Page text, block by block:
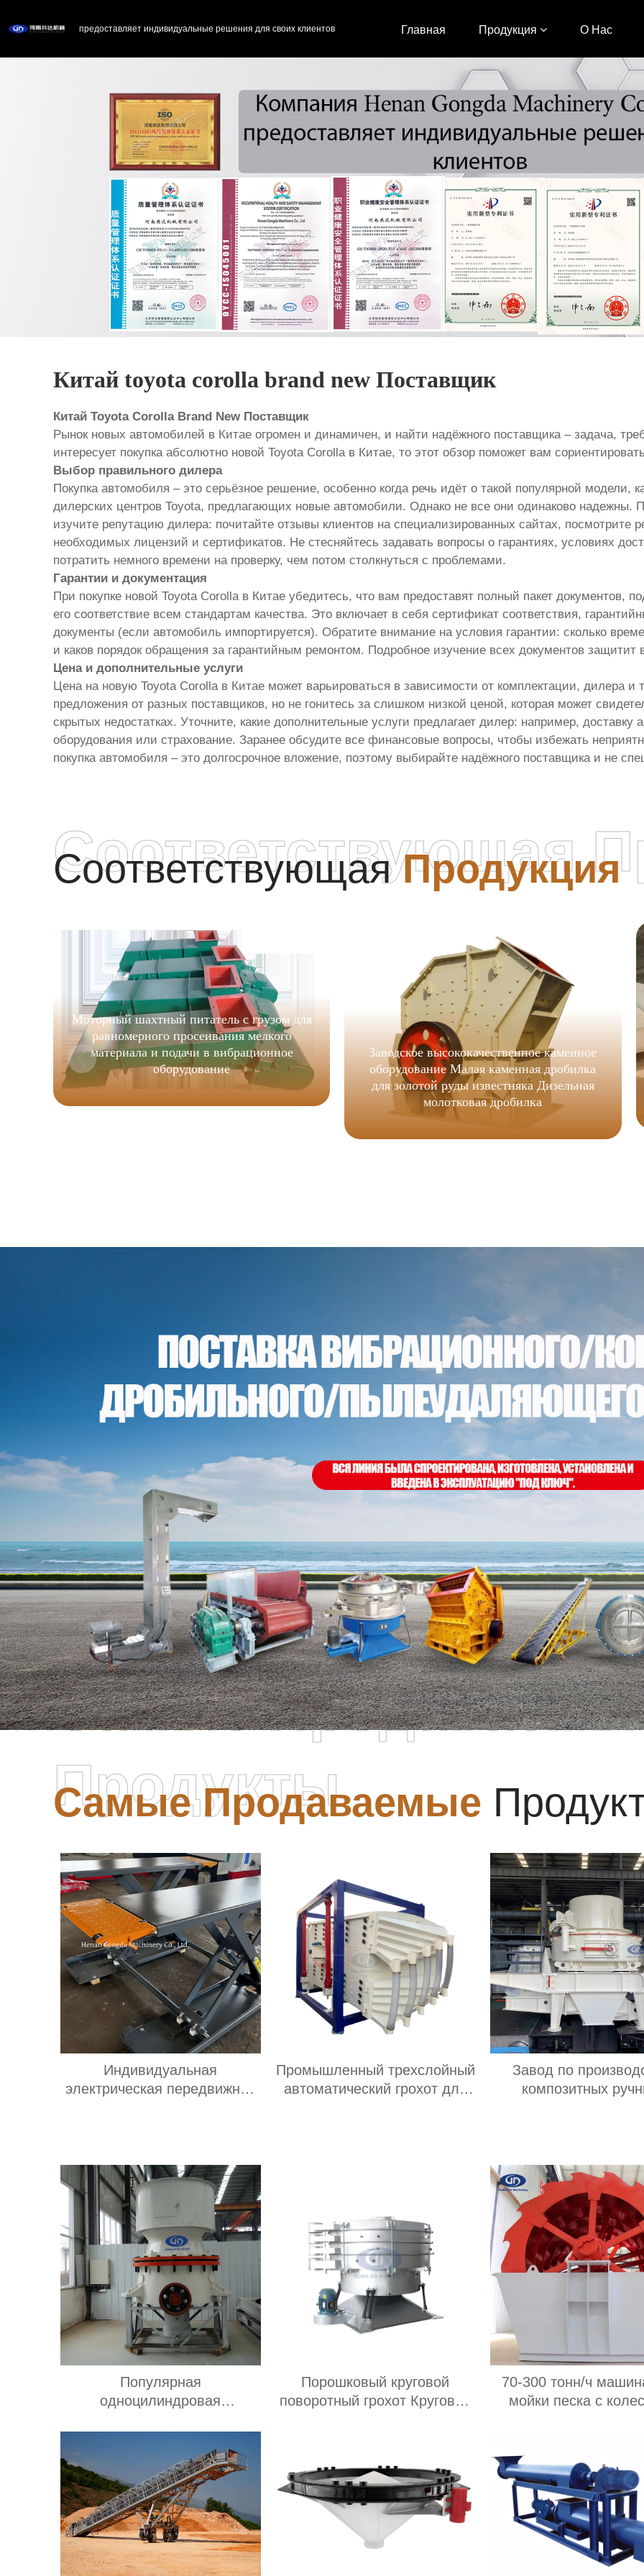
предоставляет индивидуальные решения для своих клиентов Главная Продукция О Нас
Китай toyota corolla brand new Поставщик
Китай Toyota Corolla Brand New Поставщик
Рынок новых автомобилей в Китае огромен и динамичен, и найти надёжного поставщика – задача,
интересует покупка абсолютно новой Toyota Corolla в Китае, то этот обзор поможет вам
Выбор правильного дилера
Покупка автомобиля – это серьёзное решение, особенно когда речь идёт о такой популярной модели,
дилерских центров Toyota, предлагающих новые автомобили. Однако не все они одинаково надежны.
изучите репутацию дилера: почитайте отзывы клиентов на специализированных сайтах, посмотрите
необходимых лицензий и сертификатов. Не стесняйтесь задавать вопросы о гарантиях, условиях
потратить немного времени на проверку, чем потом столкнуться с проблемами.
Гарантии и документация
При покупке новой Toyota Corolla в Китае убедитесь, что вам предоставят полный пакет документов,
его соответствие всем стандартам качества. Это включает в себя сертификат соответствия,
документы (если автомобиль импортируется). Обратите внимание на условия гарантии: сколько
и каков порядок обращения за гарантийным ремонтом. Подробное изучение всех документов
Цена и дополнительные услуги
Цена на новую Toyota Corolla в Китае может варьироваться в зависимости от комплектации, дилера
предложения от разных поставщиков, но не гонитесь за слишком низкой ценой, которая может
скрытых недостатках. Уточните, какие дополнительные услуги предлагает дилер: например, доставку
оборудования или страхование. Заранее обсудите все финансовые вопросы, чтобы избежать
покупка автомобиля – это долгосрочное вложение, поэтому выбирайте надёжного поставщика и не
СоответствующаяПродукция
Соответствующая
Моторный шахтный питатель с грузом для
равномерного просеивания мелкого
материала и подачи в вибрационное
оборудование
Заводское высококачественное каменное
оборудование Малая каменная дробилка
для золотой руды известняка Дизельная
молотковая дробилка
Самые Продаваемые
Самые
Продукты
Индивидуальная
электрическая передвижная
высотой 6-20 м
Промышленный трехслойный
автоматический грохот для
Завод по
композитных
Популярная
одноцилиндровая
простая в обслуживании,
подходит для всех видов
дробилок для переработки
руды
Порошковый круговой
поворотный грохот Круговое
Промышленный круглый
поворотный грохот
70-300 тонн/ч
мойки песка с
Индонезии